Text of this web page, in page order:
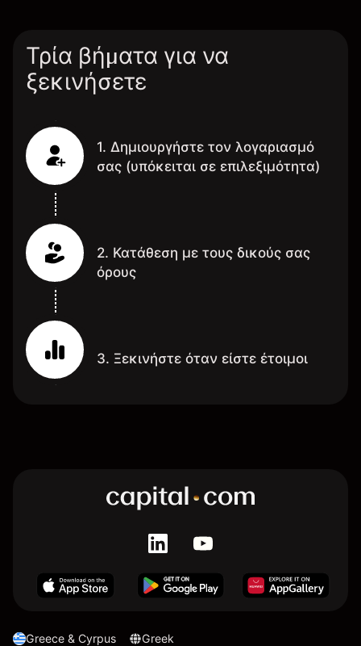
Τρία βήματα για να
ξεκινήσετε
1. Δημιουργήστε τον λογαριασμό
σας (υπόκειται σε επιλεξιμότητα)
2. Κατάθεση με τους δικούς σας
όρους
3. Ξεκινήστε όταν είστε έτοιμοι
Greece & Cyrpus Greek